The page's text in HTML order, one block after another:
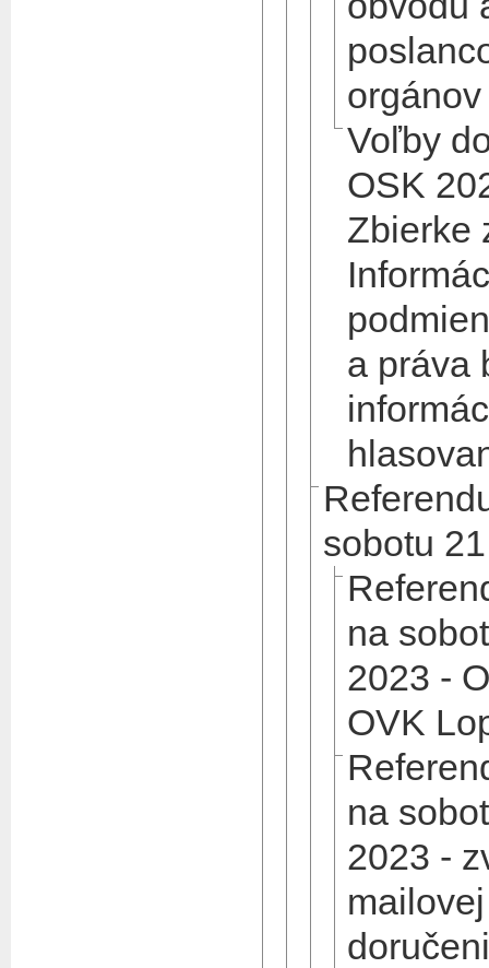
Voľby
OSK
Zbierke
a práva
sobotu
na
2023 -
OVK
na
2023 -